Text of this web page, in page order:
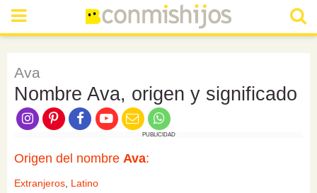
Ava
Nombre Ava, origen y significado
PUBLICIDAD
Origen del nombre Ava:
Extranjeros, Latino